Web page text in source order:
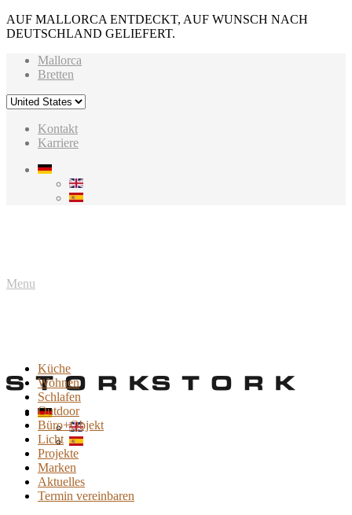
AUF MALLORCA ENTDECKT, AUF WUNSCH NACH
DEUTSCHLAND GELIEFERT.
Mallorca
Bretten
Kontakt
Karriere
Menu
Küche
Wohnen
Schlafen
Outdoor
Büro+Objekt
Licht
Projekte
Marken
Aktuelles
Termin vereinbaren